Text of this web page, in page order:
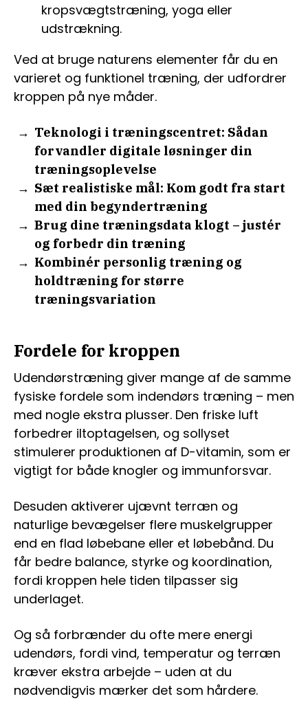
kropsvægtstræning, yoga eller
udstrækning.
Ved at bruge naturens elementer får du en
varieret og funktionel træning, der udfordrer
kroppen på nye måder.
Teknologi i træningscentret: Sådan
forvandler digitale løsninger din
træningsoplevelse
Sæt realistiske mål: Kom godt fra start
med din begyndertræning
Brug dine træningsdata klogt – justér
og forbedr din træning
Kombinér personlig træning og
holdtræning for større
træningsvariation
Fordele for kroppen
Udendørstræning giver mange af de samme
fysiske fordele som indendørs træning – men
med nogle ekstra plusser. Den friske luft
forbedrer iltoptagelsen, og sollyset
stimulerer produktionen af D-vitamin, som er
vigtigt for både knogler og immunforsvar.
Desuden aktiverer ujævnt terræn og
naturlige bevægelser flere muskelgrupper
end en flad løbebane eller et løbebånd. Du
får bedre balance, styrke og koordination,
fordi kroppen hele tiden tilpasser sig
underlaget.
Og så forbrænder du ofte mere energi
udendørs, fordi vind, temperatur og terræn
kræver ekstra arbejde – uden at du
nødvendigvis mærker det som hårdere.